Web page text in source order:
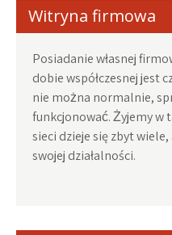
Witryna firmowa
Posiadanie własnej
dobie współczesnej jest
nie można normalnie,
funkcjonować. Żyjemy w
sieci dzieje się zbyt
swojej działalności.